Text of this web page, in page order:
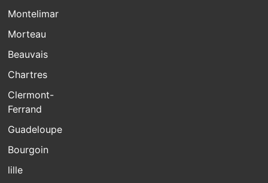
Montelimar
Morteau
Beauvais
Chartres
Clermont-
Ferrand
Guadeloupe
Bourgoin
lille